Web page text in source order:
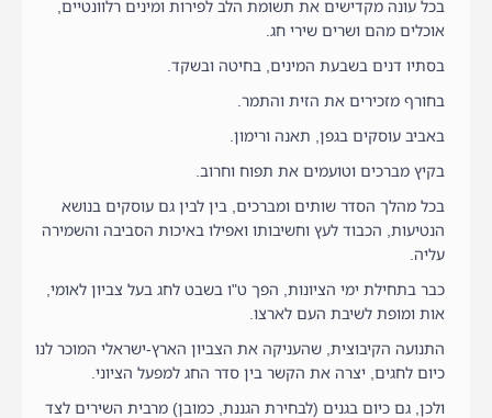
בכל עונה מקדישים את תשומת הלב לפירות ומינים רלוונטיים,
אוכלים מהם ושרים שירי חג.
בסתיו דנים בשבעת המינים, בחיטה ובשקד.
בחורף מזכירים את הזית והתמר.
באביב עוסקים בגפן, תאנה ורימון.
בקיץ מברכים וטועמים את תפוח וחרוב.
בכל מהלך הסדר שותים ומברכים, בין לבין גם עוסקים בנושא
הנטיעות, הכבוד לעץ וחשיבותו ואפילו באיכות הסביבה והשמירה
עליה.
כבר בתחילת ימי הציונות, הפך ט"ו בשבט לחג בעל צביון לאומי,
אות ומופת לשיבת העם לארצו.
התנועה הקיבוצית, שהעניקה את הצביון הארץ-ישראלי המוכר לנו
כיום לחגים, יצרה את הקשר בין סדר החג למפעל הציוני.
ולכן, גם כיום בגנים (לבחירת הגננת, כמובן) מרבית השירים לצד